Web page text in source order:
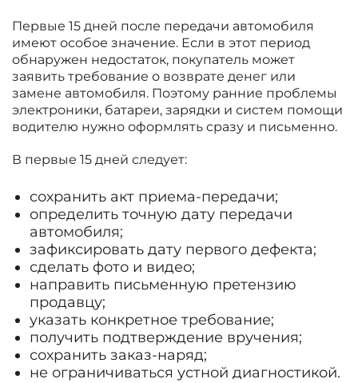
Первые 15 дней после передачи автомобиля
имеют особое значение. Если в этот период
обнаружен недостаток, покупатель может
заявить требование о возврате денег или
замене автомобиля. Поэтому ранние проблемы
электроники, батареи, зарядки и систем помощи
водителю нужно оформлять сразу и письменно.
В первые 15 дней следует:
сохранить акт приема-передачи;
определить точную дату передачи
автомобиля;
зафиксировать дату первого дефекта;
сделать фото и видео;
направить письменную претензию
продавцу;
указать конкретное требование;
получить подтверждение вручения;
сохранить заказ-наряд;
не ограничиваться устной диагностикой.